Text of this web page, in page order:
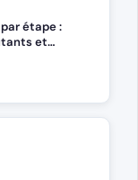
étape :
et